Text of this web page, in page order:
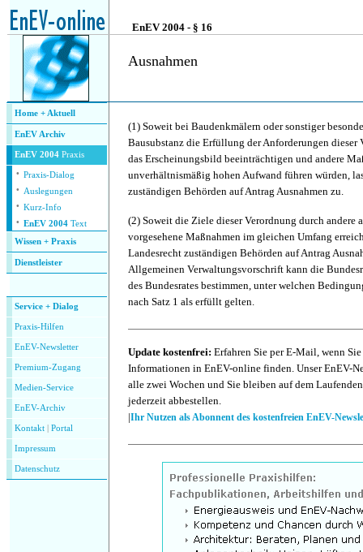
EnEV 2004 - § 16
Ausnahmen
Home + Aktuell
EnEV Archiv
EnEV 2004 Praxis
· Praxis-Dialog
· Auslegungen
· Kurz-Info
· EnEV 2004 Text
Wissen + Praxis
Dienstleister
Service + Dialog
Praxis-Hilfen
EnEV-Newsletter
Premium-Zugang
Medien-Service
EnEV-Archiv
Kontakt Portal
Impressum
Datenschutz
(1) Soweit bei Baudenkmälern oder sonstiger
Bausubstanz die Erfüllung der Anforderungen dieser
das Erscheinungsbild beeinträchtigen und andere
unverhältnismäßig hohen Aufwand führen würden,
zuständigen Behörden auf Antrag Ausnahmen zu.
(2) Soweit die Ziele dieser Verordnung durch andere
vorgesehene Maßnahmen im gleichen Umfang
Landesrecht zuständigen Behörden auf Antrag
Allgemeinen Verwaltungsvorschrift kann die
des Bundesrates bestimmen, unter welchen
nach Satz 1 als erfüllt gelten.
Update kostenfrei: Erfahren Sie per E-Mail, wenn Sie
Informationen in EnEV-online finden. Unser EnEV-
alle zwei Wochen und Sie bleiben auf dem
jederzeit abbestellen.
|Ihr Nutzen als Abonnent des kostenfreien EnEV-